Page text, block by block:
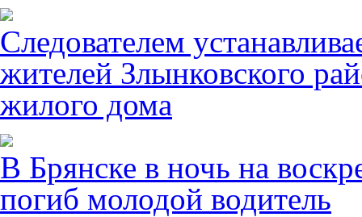
Следователем
жителей Злынковского
жилого дома
В Брянске в ночь на
погиб молодой водитель